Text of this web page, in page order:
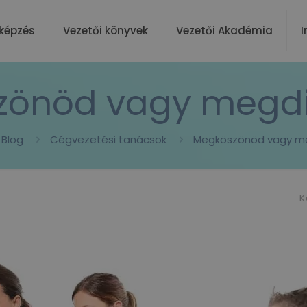
Vezetői könyvek Vezetői Akadémia
vagy
Blog Cégvezetési tanácsok Megköszönöd vagy